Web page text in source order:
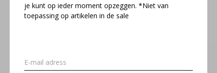
je kunt op ieder moment opzeggen. *Niet van
toepassing op artikelen in de sale